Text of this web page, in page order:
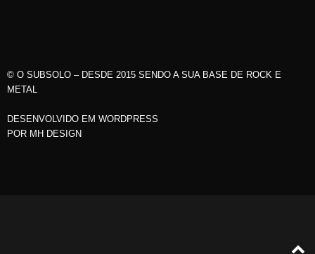
© O SUBSOLO – DESDE 2015 SENDO A SUA BASE DE ROCK E
METAL
DESENVOLVIDO EM WORDPRESS
POR MH DESIGN